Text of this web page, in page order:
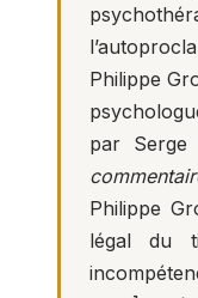
Philippe
par Serge
Philippe
légal du